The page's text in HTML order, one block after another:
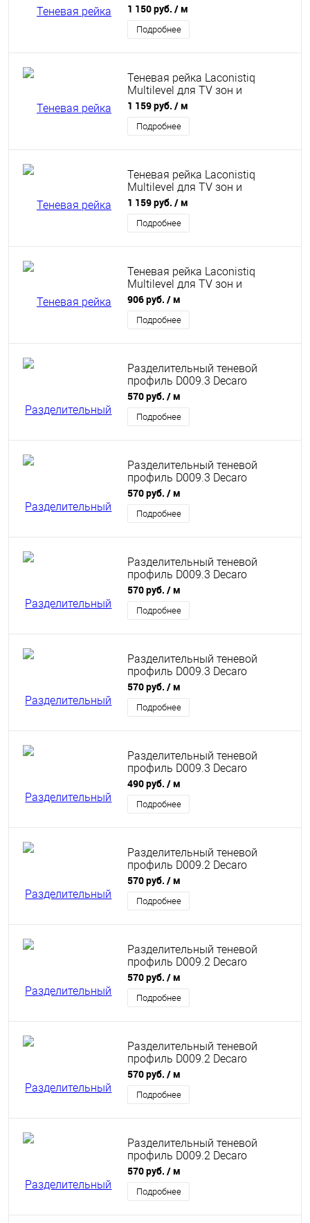
разноуровневых стен светло-
золотой анодированный
46,3х27,7х3000мм
1 150 руб. / м
Подробнее
Теневая рейка Laconistiq
Multilevel для TV зон и
разноуровневых стен белый
муар 46,3х27,7х3000 мм
1 159 руб. / м
Подробнее
Теневая рейка Laconistiq
Multilevel для TV зон и
разноуровневых стен белый
матовый 46,3х27,7х3000 мм
1 159 руб. / м
Подробнее
Теневая рейка Laconistiq
Multilevel для TV зон и
разноуровневых стен без
покрытия 46,3х27,7х3000 мм
906 руб. / м
Подробнее
Разделительный теневой
профиль D009.3 Decaro
Engineering анодированный
медный
570 руб. / м
Подробнее
Разделительный теневой
профиль D009.3 Decaro
Engineering анодированный
латунный
570 руб. / м
Подробнее
Разделительный теневой
профиль D009.3 Decaro
Engineering анодированный
бронзовый
570 руб. / м
Подробнее
Разделительный теневой
профиль D009.3 Decaro
Engineering анодированный
титановый
570 руб. / м
Подробнее
Разделительный теневой
профиль D009.3 Decaro
Engineering анодированный
черный
490 руб. / м
Подробнее
Разделительный теневой
профиль D009.2 Decaro
Engineering анодированный
медный
570 руб. / м
Подробнее
Разделительный теневой
профиль D009.2 Decaro
Engineering анодированный
бронзовый
570 руб. / м
Подробнее
Разделительный теневой
профиль D009.2 Decaro
Engineering анодированный
латунный
570 руб. / м
Подробнее
Разделительный теневой
профиль D009.2 Decaro
Engineering анодированный
титановый
570 руб. / м
Подробнее